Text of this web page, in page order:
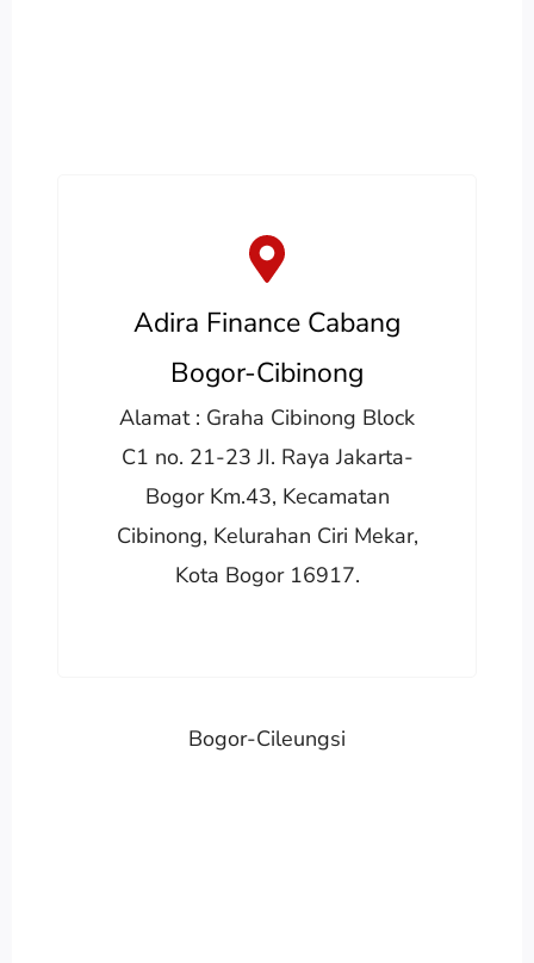
Adira Finance Cabang
Bogor-Cibinong
Alamat : Graha Cibinong Block
C1 no. 21-23 JI. Raya Jakarta-
Bogor Km.43, Kecamatan
Cibinong, Kelurahan Ciri Mekar,
Kota Bogor 16917.
Bogor-Cileungsi